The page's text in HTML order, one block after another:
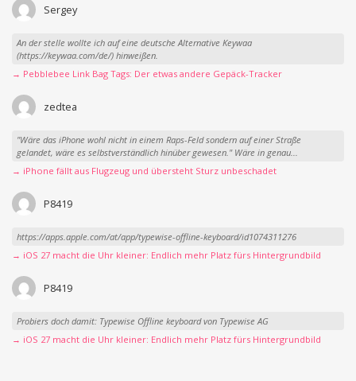
Sergey
An der stelle wollte ich auf eine deutsche Alternative Keywaa
(https://keywaa.com/de/) hinweißen.
→ Pebblebee Link Bag Tags: Der etwas andere Gepäck-Tracker
zedtea
"Wäre das iPhone wohl nicht in einem Raps-Feld sondern auf einer Straße
gelandet, wäre es selbstverständlich hinüber gewesen." Wäre in genau...
→ iPhone fällt aus Flugzeug und übersteht Sturz unbeschadet
P8419
https://apps.apple.com/at/app/typewise-offline-keyboard/id1074311276
→ iOS 27 macht die Uhr kleiner: Endlich mehr Platz fürs Hintergrundbild
P8419
Probiers doch damit: Typewise Offline keyboard von Typewise AG
→ iOS 27 macht die Uhr kleiner: Endlich mehr Platz fürs Hintergrundbild